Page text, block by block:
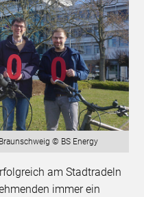
© BS Energy
am Stadtradeln
immer ein